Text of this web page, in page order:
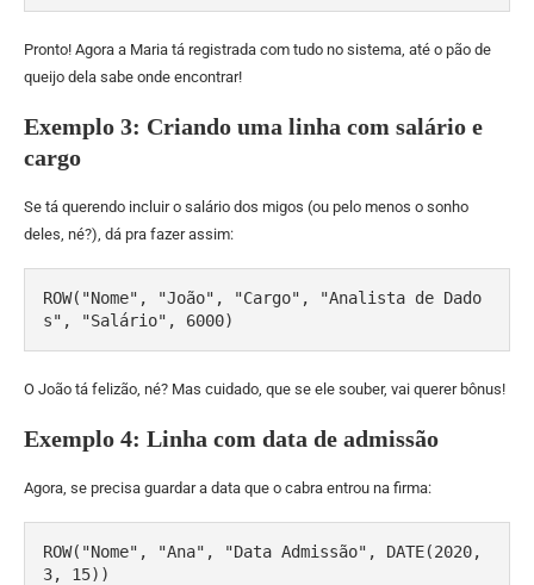
Pronto! Agora a Maria tá registrada com tudo no sistema, até o pão de
queijo dela sabe onde encontrar!
Exemplo 3: Criando uma linha com salário e
cargo
Se tá querendo incluir o salário dos migos (ou pelo menos o sonho
deles, né?), dá pra fazer assim:
ROW("Nome", "João", "Cargo", "Analista de Dado
s", "Salário", 6000)
O João tá felizão, né? Mas cuidado, que se ele souber, vai querer bônus!
Exemplo 4: Linha com data de admissão
Agora, se precisa guardar a data que o cabra entrou na firma:
ROW("Nome", "Ana", "Data Admissão", DATE(2020,
3, 15))